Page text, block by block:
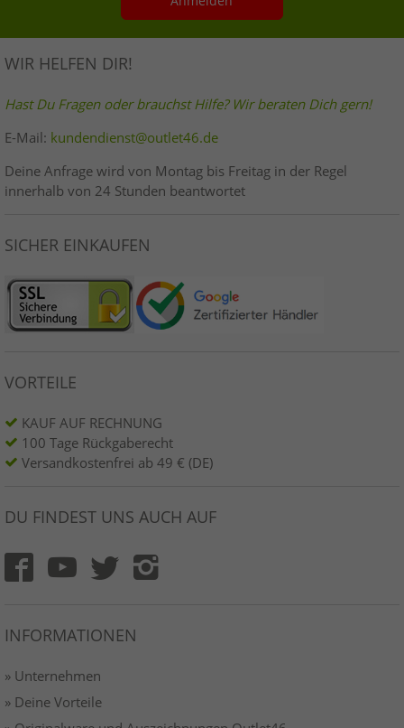
WIR HELFEN DIR!
Hast Du Fragen oder brauchst Hilfe? Wir beraten Dich gern!
E-Mail: kundendienst@outlet46.de
Deine Anfrage wird von Montag bis Freitag in der Regel
innerhalb von 24 Stunden beantwortet
SICHER EINKAUFEN
VORTEILE
KAUF AUF RECHNUNG
100 Tage Rückgaberecht
Versandkostenfrei ab 49 € (DE)
DU FINDEST UNS AUCH AUF
INFORMATIONEN
» Unternehmen
» Deine Vorteile